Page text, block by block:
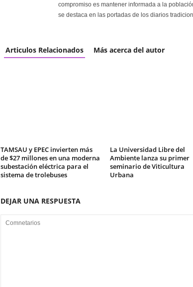
compromiso es mantener informada a la
se destaca en las portadas de los diarios
Articulos Relacionados Más acerca del autor
TAMSAU y EPEC invierten más
de $27 millones en una moderna
subestación eléctrica para el
sistema de trolebuses
La Universidad Libre del
Ambiente lanza su primer
seminario de Viticultura
Urbana
DEJAR UNA RESPUESTA